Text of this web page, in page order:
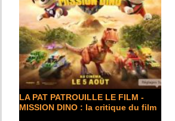
LA PAT PATROUILLE LE FILM -
MISSION DINO : la critique du film